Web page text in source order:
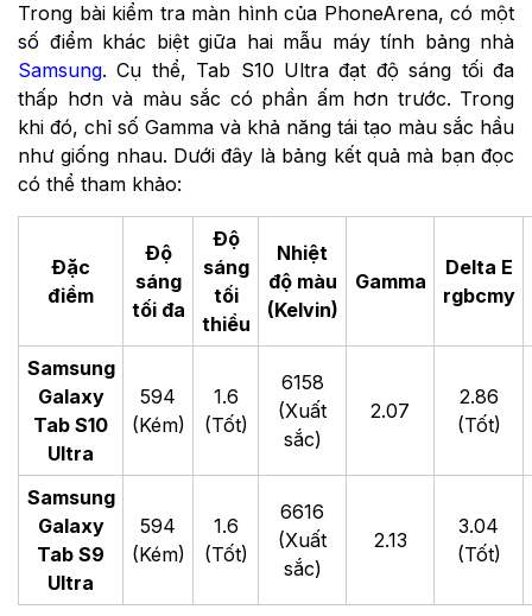
Trong bài kiểm tra màn hình của PhoneArena, có một
số điểm khác biệt giữa hai mẫu máy tính bảng nhà
Samsung. Cụ thể, Tab S10 Ultra đạt độ sáng tối đa
thấp hơn và màu sắc có phần ấm hơn trước. Trong
khi đó, chỉ số Gamma và khả năng tái tạo màu sắc hầu
như giống nhau. Dưới đây là bảng kết quả mà bạn đọc
có thể tham khảo:
Đặc
điểm
Độ
sáng
tối đa
Độ
sáng
tối
thiểu
Nhiệt
độ màu
(Kelvin)
Gamma
Delta E
rgbcmy
Samsung
Galaxy
Tab S10
Ultra
594
(Kém)
1.6
(Tốt)
6158
(Xuất
sắc)
2.07
2.86
(Tốt)
Samsung
Galaxy
Tab S9
Ultra
594
(Kém)
1.6
(Tốt)
6616
(Xuất
sắc)
2.13
3.04
(Tốt)